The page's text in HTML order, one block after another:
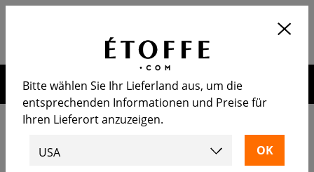
Calculez le nombre de rouleaux
nécessaire
OUVRIR
für unseren Newsletter anmelden
Bitte wählen Sie Ihr Lieferland aus, um die
entsprechenden Informationen und Preise für
Ihren Lieferort anzuzeigen.